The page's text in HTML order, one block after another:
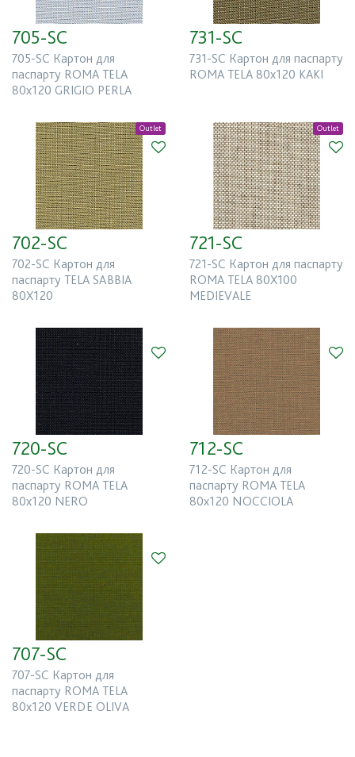
705-SC
705-SC Картон для
паспарту ROMA TELA
80x120 GRIGIO PERLA
731-SC
731-SC Картон для паспарту
ROMA TELA 80x120 KAKI
Outlet
702-SC
702-SC Картон для
паспарту TELA SABBIA
80X120
Outlet
721-SC
721-SC Картон для паспарту
ROMA TELA 80X100
MEDIEVALE
720-SC
720-SC Картон для
паспарту ROMA TELA
80x120 NERO
712-SC
712-SC Картон для
паспарту ROMA TELA
80x120 NOCCIOLA
707-SC
707-SC Картон для
паспарту ROMA TELA
80x120 VERDE OLIVA